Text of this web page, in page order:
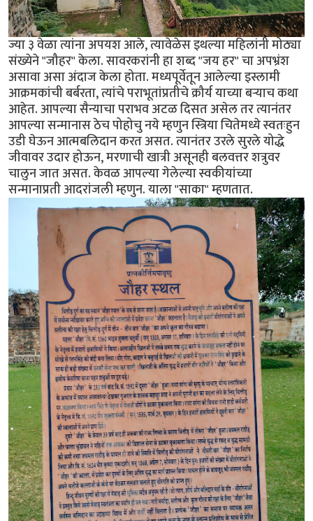
ज्या ३ वेळा त्यांना अपयश आले, त्यावेळेस इथल्या महिलांनी मोठ्या
संख्येने "जौहर" केला. सावरकरांनी हा शब्द "जय हर" चा अपभ्रंश
असावा असा अंदाज केला होता. मध्यपूर्वेतून आलेल्या इस्लामी
आक्रमकांची बर्बरता, त्यांचे पराभूतांप्रतीचे क्रौर्य याच्या बऱ्याच कथा
आहेत. आपल्या सैन्याचा पराभव अटळ दिसत असेल तर त्यानंतर
आपल्या सन्मानास ठेच पोहोचु नये म्हणुन स्त्रिया चितेमध्ये स्वतःहुन
उडी घेऊन आत्मबलिदान करत असत. त्यानंतर उरले सुरले योद्धे
जीवावर उदार होऊन, मरणाची खात्री असूनही बलवत्तर शत्रुवर
चालुन जात असत. केवळ आपल्या गेलेल्या स्वकीयांच्या
सन्मानाप्रती आदरांजली म्हणुन. याला "साका" म्हणतात.